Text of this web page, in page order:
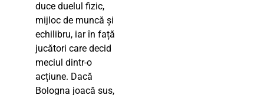
duce duelul fizic,
mijloc de muncă și
echilibru, iar în față
jucători care decid
meciul dintr-o
acțiune. Dacă
Bologna joacă sus,